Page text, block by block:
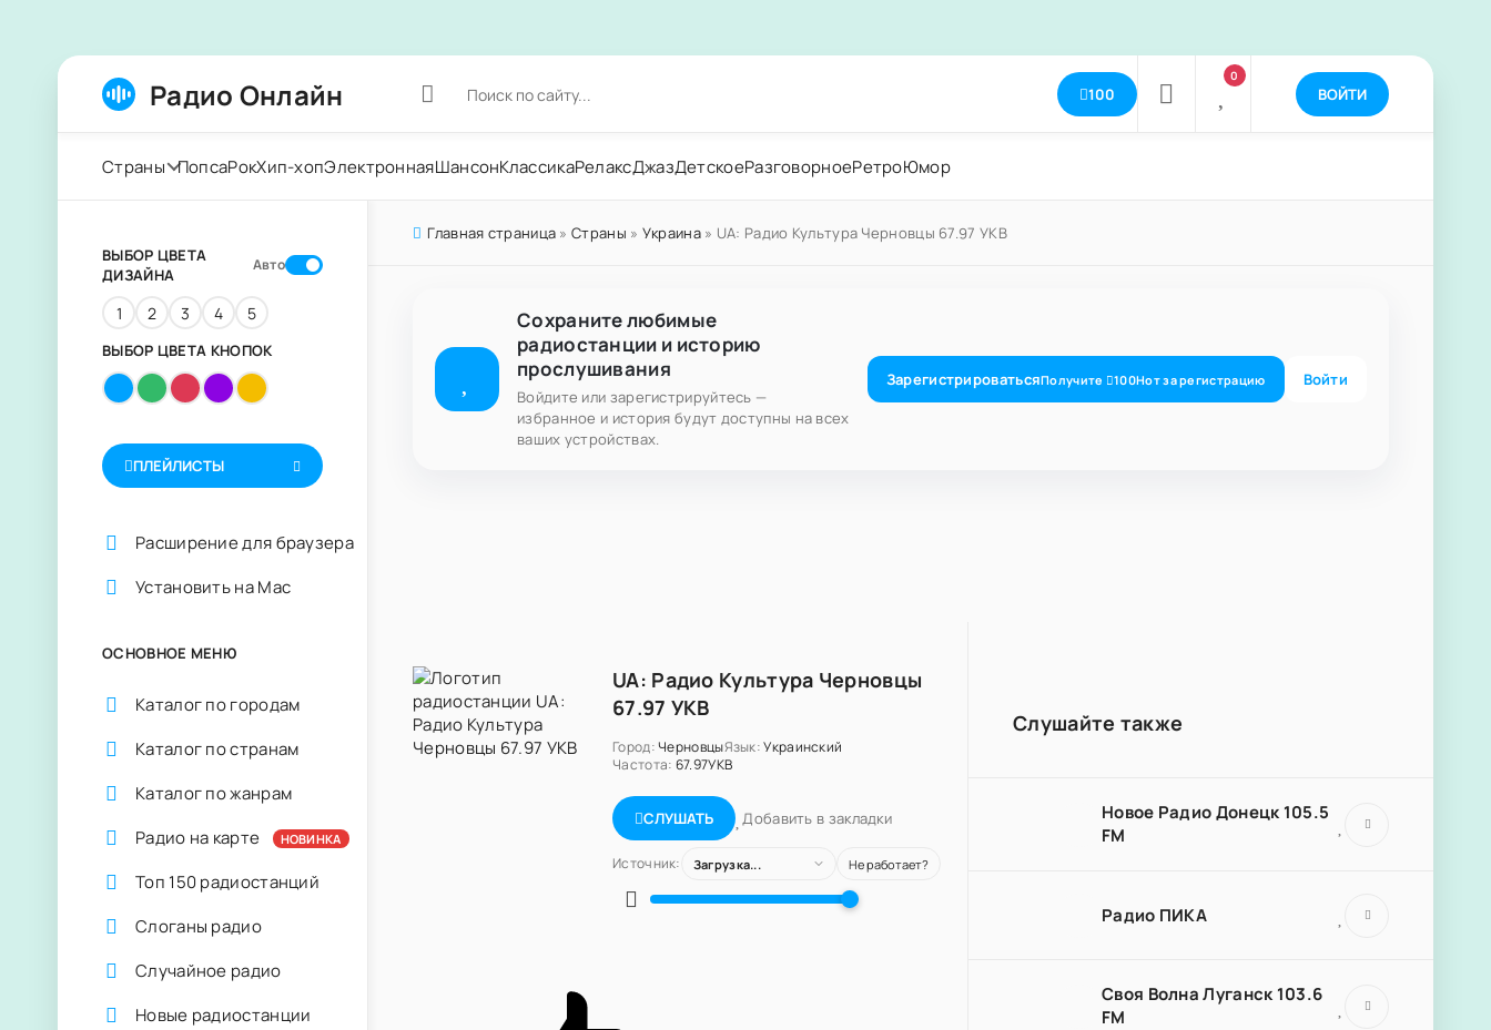
Радио Онлайн 100
0
ВОЙТИ
Страны ПопсаРокХип-хопЭлектроннаяШансонКлассикаРелаксДжазДетскоеРазговорноеРетроЮмор
Главная страница »Страны » Украина» UA: Радио Культура Черновцы 67.97 УКВ
Сохраните любимые
радиостанции и историю
прослушивания
Войдите или зарегистрируйтесь —
избранное и история будут доступны на всех
ваших устройствах.
ЗарегистрироватьсяПолучите 100Нотза регистрацию Войти
UA: Радио Культура Черновцы
67.97 УКВ
Город:ЧерновцыЯзык:Украинский
Частота: 67.97УКВ
СЛУШАТЬ Добавить в закладки
Источник: Загрузка... Не работает?
Слушайте также
Новое Радио Донецк 105.5
FM
Радио ПИКА
Своя Волна Луганск 103.6
FM
ВЫБОР ЦВЕТА
ДИЗАЙНА
Авто
1 2 3 4 5
ВЫБОР ЦВЕТА КНОПОК
ПЛЕЙЛИСТЫ
Расширение для браузера
Установить на Mac
ОСНОВНОЕ МЕНЮ
Каталог по городам
Каталог по странам
Каталог по жанрам
Радио на карте
НОВИНКА
Топ 150 радиостанций
Слоганы радио
Случайное радио
Новые радиостанции